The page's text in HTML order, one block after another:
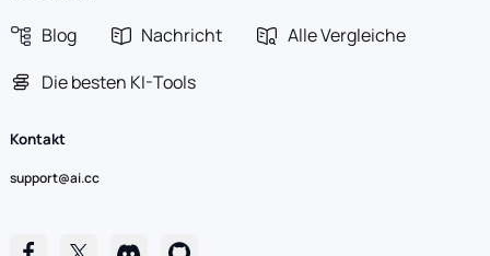
Blog Nachricht
Alle Vergleiche
Die besten KI-Tools
Kontakt
support@ai.cc